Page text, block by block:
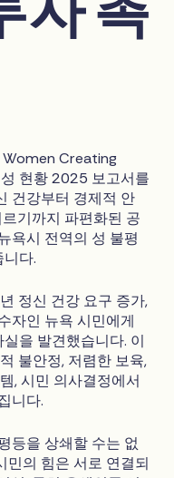
Women Creating
현황 2025 보고서를
건강부터 경제적 안
기까지 파편화된 공
욕시 전역의 성 불평
다.
정신 건강 요구 증가,
자인 뉴욕 시민에게
을 발견했습니다. 이
불안정, 저렴한 보육,
, 시민 의사결정에서
니다.
등을 상쇄할 수는 없
민의 힘은 서로 연결되